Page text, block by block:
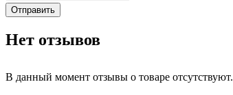
Отправить
Нет отзывов
В данный момент отзывы о товаре отсутствуют.